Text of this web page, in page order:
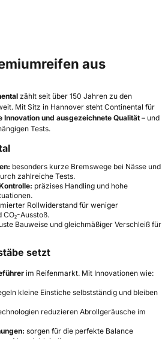
aus
zählt seit über 150 Jahren zu den
Mit Sitz in Hannover steht Continental für
und ausgezeichnete Qualität – und
Tests.
besonders kurze Bremswege bei Nässe und
zahlreiche Tests.
präzises Handling und hohe
Rollwiderstand für weniger
Ausstoß.
Bauweise und gleichmäßiger Verschleiß für
setzt
im Reifenmarkt. Mit Innovationen wie:
kleine Einstiche selbstständig und bleiben
reduzieren Abrollgeräusche im
sorgen für die perfekte Balance